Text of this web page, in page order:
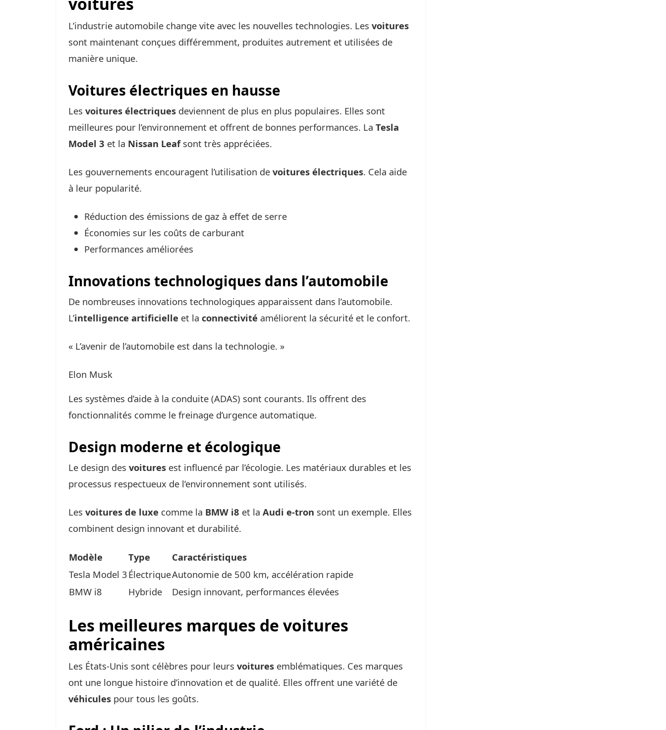
L’industrie automobile change vite avec les nouvelles technologies. Les voitures
sont maintenant conçues différemment, produites autrement et utilisées de
manière unique.
Voitures électriques en hausse
Les voitures électriques deviennent de plus en plus populaires. Elles sont
meilleures pour l’environnement et offrent de bonnes performances. La Tesla
Model 3 et la Nissan Leafsont très appréciées.
Les gouvernements encouragent l’utilisation de voitures électriques. Cela aide
à leur popularité.
Réduction des émissions de gaz à effet de serre
Économies sur les coûts de carburant
Performances améliorées
Innovations technologiques dans l’automobile
De nombreuses innovations technologiques apparaissent dans l’automobile.
L’intelligence artificielle et la connectivité améliorent la sécurité et le confort.
« L’avenir de l’automobile est dans la technologie. »
Elon Musk
Les systèmes d’aide à la conduite (ADAS) sont courants. Ils offrent des
fonctionnalités comme le freinage d’urgence automatique.
Design moderne et écologique
Le design des voitures est influencé par l’écologie. Les matériaux durables et les
processus respectueux de l’environnement sont utilisés.
Les voitures de luxe comme la BMW i8 et la Audi e-tron sont un exemple. Elles
combinent design innovant et durabilité.
Modèle Type
Caractéristiques
Tesla Model 3ÉlectriqueAutonomie de 500 km, accélération rapide
BMW i8
Hybride Design innovant, performances élevées
Les meilleures marques de voitures
américaines
Les États-Unis sont célèbres pour leurs voitures emblématiques. Ces marques
ont une longue histoire d’innovation et de qualité. Elles offrent une variété de
véhicules pour tous les goûts.